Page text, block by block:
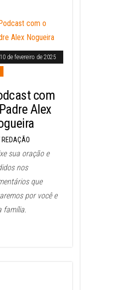
10 de fevereiro de 2025
com
Alex
REDAÇÃO
sua oração e
nos
que
por você e
família.